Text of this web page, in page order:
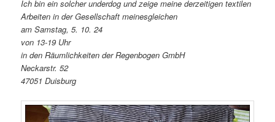
Ich bin ein solcher underdog und zeige meine derzeitigen textilen
Arbeiten in der Gesellschaft meinesgleichen
am Samstag, 5. 10. 24
von 13-19 Uhr
in den Räumlichkeiten der Regenbogen GmbH
Neckarstr. 52
47051 Duisburg